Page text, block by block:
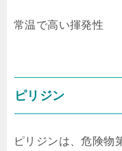
常温で高い揮発性
ピリジン
ピリジンは、危険物